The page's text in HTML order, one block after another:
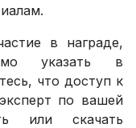
в награде,
указать в
что доступ к
по вашей
или скачать